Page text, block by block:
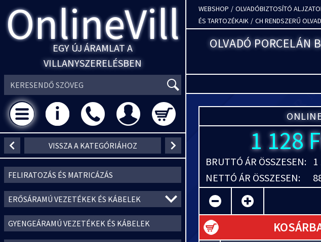
OnlineVill
EGY ÚJ ÁRAMLAT A
VILLANYSZERELÉSBEN
VISSZA A KATEGÓRIÁHOZ
FELIRATOZÁS ÉS MATRICÁZÁS
ERŐSÁRAMÚ VEZETÉKEK ÉS KÁBELEK
GYENGEÁRAMÚ VEZETÉKEK ÉS KÁBELEK
WEBSHOP / OLVADÓBIZTOSÍTÓ
ÉS TARTOZÉKAIK / CH RENDSZERŰ
OLVADÓ PORCELÁN
1 128
BRUTTÓ ÁR ÖSSZESEN: 1
NETTÓ ÁR ÖSSZESEN: